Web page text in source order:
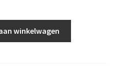
winkelwagen